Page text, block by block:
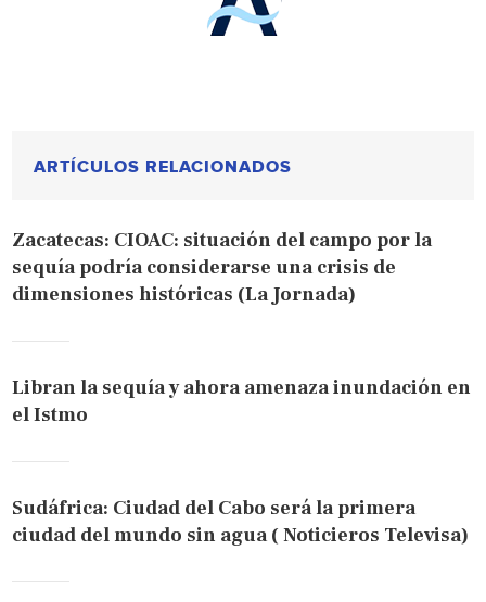
ARTÍCULOS RELACIONADOS
Zacatecas: CIOAC: situación del campo por la
sequía podría considerarse una crisis de
dimensiones históricas (La Jornada)
Libran la sequía y ahora amenaza inundación en
el Istmo
Sudáfrica: Ciudad del Cabo será la primera
ciudad del mundo sin agua ( Noticieros Televisa)